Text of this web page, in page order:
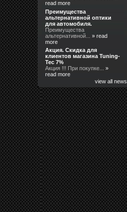
read more
Преимущества
альтернативной оптики
для автомобиля.
Преимущества
альтернативной...» read
more
Акция. Скидка для
клиентов магазина Tuning-
Tec 7%
Акция !!! При покупке...»
read more
view all news